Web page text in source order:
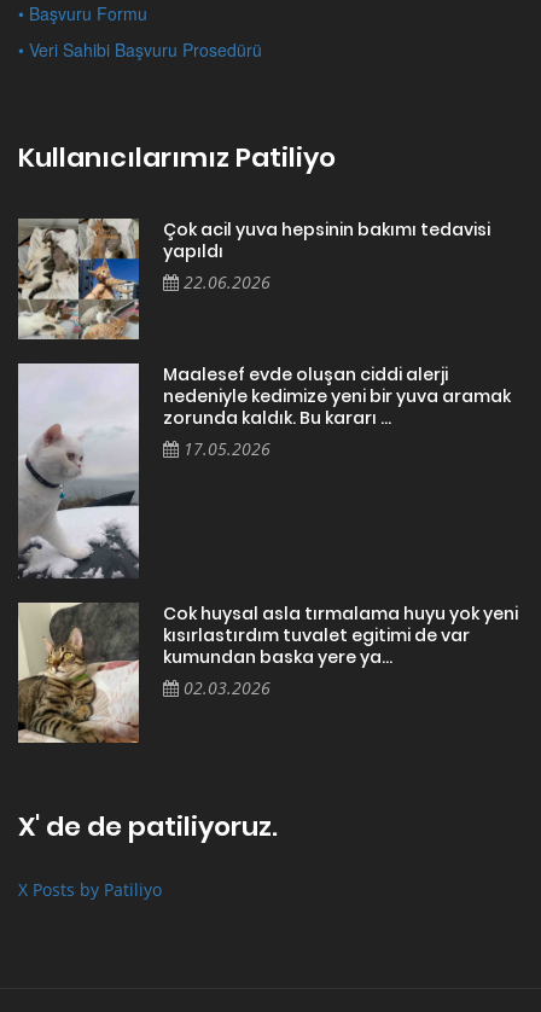
• Başvuru Formu
• Veri Sahibi Başvuru Prosedürü
Kullanıcılarımız Patiliyo
Çok acil yuva hepsinin bakımı tedavisi
yapıldı
22.06.2026
Maalesef evde oluşan ciddi alerji
nedeniyle kedimize yeni bir yuva aramak
zorunda kaldık. Bu kararı ...
17.05.2026
Cok huysal asla tırmalama huyu yok yeni
kısırlastırdım tuvalet egitimi de var
kumundan baska yere ya...
02.03.2026
X' de de patiliyoruz.
X Posts by Patiliyo